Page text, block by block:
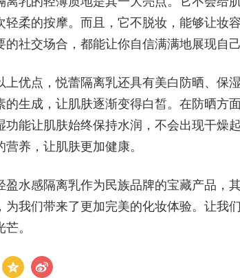
轻柔的按摩。而且，它不脱妆，能够让妆
的社交场合，都能让你自信满满地展现自己
点，悦蕾隔离乳还具有美白防晒、保
的生成，让肌肤逐渐变得白皙。在防晒方
功能让肌肤始终保持水润，不会出现干燥
营养，让肌肤更加健康。
感隔离乳作为民族品牌的宝藏产品，
为我们带来了更加完美的化妆体验。让我
。